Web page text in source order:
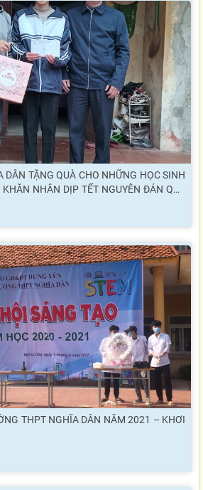
DÂN TẶNG QUÀ CHO NHỮNG HỌC SINH
NHÂN DỊP TẾT NGUYÊN ĐÁN QUÝ
THPT NGHĨA DÂN NĂM 2021 – KHƠI